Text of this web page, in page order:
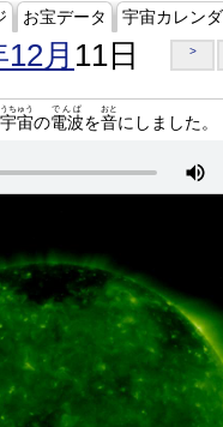
お宝データ 宇宙カレン
月 11日 >
宇宙
うちゅう
の電波
でんぱ
を音
おと
にしました。